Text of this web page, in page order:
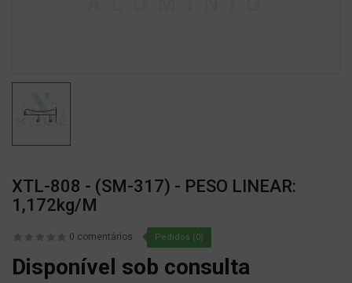
XTL-808 - (SM-317) - PESO LINEAR:
1,172kg/m
0 comentários Pedidos (0)
Disponível sob consulta